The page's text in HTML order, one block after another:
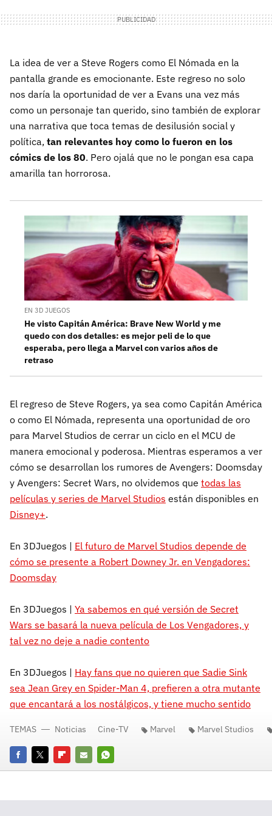
La idea de ver a Steve Rogers como El Nómada en la
pantalla grande es emocionante. Este regreso no solo
nos daría la oportunidad de ver a Evans una vez más
como un personaje tan querido, sino también de explorar
una narrativa que toca temas de desilusión social y
política, tan relevantes hoy como lo fueron en los
cómics de los 80. Pero ojalá que no le pongan esa capa
amarilla tan horrorosa.
EN 3D JUEGOS
He visto Capitán América: Brave New World y me
quedo con dos detalles: es mejor peli de lo que
esperaba, pero llega a Marvel con varios años de
retraso
El regreso de Steve Rogers, ya sea como Capitán América
o como El Nómada, representa una oportunidad de oro
para Marvel Studios de cerrar un ciclo en el MCU de
manera emocional y poderosa. Mientras esperamos a ver
cómo se desarrollan los rumores de Avengers: Doomsday
y Avengers: Secret Wars, no olvidemos que todas las
películas y series de Marvel Studios están disponibles en
Disney+.
En 3DJuegos | El futuro de Marvel Studios depende de
cómo se presente a Robert Downey Jr. en Vengadores:
Doomsday
En 3DJuegos | Ya sabemos en qué versión de Secret
Wars se basará la nueva película de Los Vengadores, y
tal vez no deje a nadie contento
En 3DJuegos | Hay fans que no quieren que Sadie Sink
sea Jean Grey en Spider-Man 4, prefieren a otra mutante
que encantará a los nostálgicos, y tiene mucho sentido
FacebookTwitterFlipboard
E-
Whatsapp
TEMAS Noticias Cine-TV Marvel Marvel Studios